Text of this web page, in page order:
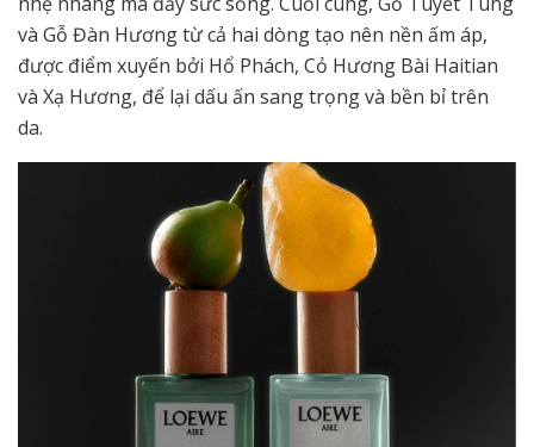
và Gỗ Đàn Hương từ cả hai dòng tạo nên nền ấm áp,
được điểm xuyến bởi Hổ Phách, Cỏ Hương Bài Haitian
và Xạ Hương, để lại dấu ấn sang trọng và bền bỉ trên
da.